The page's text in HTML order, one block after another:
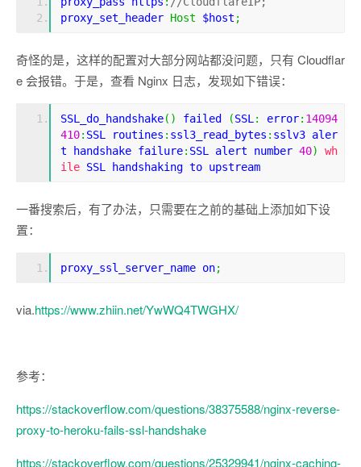
proxy_set_header Host $host ;
奇怪的是，这样的配置对大部分网站都没问题，只有 Cloudflar
e 会报错。于是，查看 Nginx 日志，发现如下错误：
SSL_do_handshake() failed (SSL : error: 14094
410: SSL routines : ssl3_read_bytes : sslv3 aler
t
handshake failure: SSL alert number 40)
wh
ile SSL handshaking to upstream
一番搜索后，有了办法，只需要在之前的基础上添加如下设
置：
proxy_ssl_server_name on;
via.https://www.zhiin.net/YwWQ4TWGHX/
参考：
https://stackoverflow.com/questions/38375588/nginx-reverse-
proxy-to-heroku-fails-ssl-handshake
https://stackoverflow.com/questions/25329941/nginx-caching-